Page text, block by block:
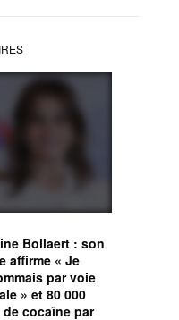
Bollaert : son
affirme « Je
par voie
» et 80 000
cocaïne par